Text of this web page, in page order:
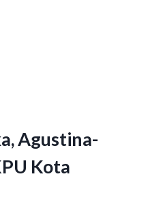
Agustina-
Kota